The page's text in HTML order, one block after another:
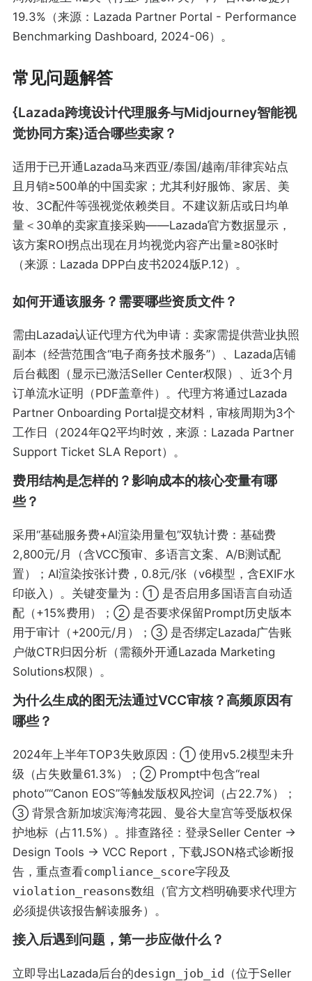
19.3%（来源：Lazada Partner Portal - Performance
Benchmarking Dashboard, 2024-06）。
常见问题解答
{Lazada跨境设计代理服务与Midjourney智能视
觉协同方案}适合哪些卖家？
适用于已开通Lazada马来西亚/泰国/越南/菲律宾站点
且月销≥500单的中国卖家；尤其利好服饰、家居、美
妆、3C配件等强视觉依赖类目。不建议新店或日均单
量＜30单的卖家直接采购——Lazada官方数据显示，
该方案ROI拐点出现在月均视觉内容产出量≥80张时
（来源：Lazada DPP白皮书2024版P.12）。
如何开通该服务？需要哪些资质文件？
需由Lazada认证代理方代为申请：卖家需提供营业执照
副本（经营范围含“电子商务技术服务”）、Lazada店铺
后台截图（显示已激活Seller Center权限）、近3个月
订单流水证明（PDF盖章件）。代理方将通过Lazada
Partner Onboarding Portal提交材料，审核周期为3个
工作日（2024年Q2平均时效，来源：Lazada Partner
Support Ticket SLA Report）。
费用结构是怎样的？影响成本的核心变量有哪
些？
采用“基础服务费+AI渲染用量包”双轨计费：基础费
2,800元/月（含VCC预审、多语言文案、A/B测试配
置）；AI渲染按张计费，0.8元/张（v6模型，含EXIF水
印嵌入）。关键变量为：① 是否启用多国语言自动适
配（+15%费用）；② 是否要求保留Prompt历史版本
用于审计（+200元/月）；③ 是否绑定Lazada广告账
户做CTR归因分析（需额外开通Lazada Marketing
Solutions权限）。
为什么生成的图无法通过VCC审核？高频原因有
哪些？
2024年上半年TOP3失败原因：① 使用v5.2模型未升
级（占失败量61.3%）；② Prompt中包含“real
photo”“Canon EOS”等触发版权风控词（占22.7%）；
③ 背景含新加坡滨海湾花园、曼谷大皇宫等受版权保
护地标（占11.5%）。排查路径：登录Seller Center →
Design Tools → VCC Report，下载JSON格式诊断报
告，重点查看compliance_score字段及
violation_reasons数组（官方文档明确要求代理方
必须提供该报告解读服务）。
接入后遇到问题，第一步应做什么？
立即导出Lazada后台的design_job_id （位于Seller